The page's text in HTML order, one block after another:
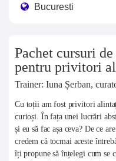
Pachet cursuri
pentru privitori
Trainer: Iuna Șerban,
Cu toții am fost privitori
curioși. În fața unei lucrări
și eu să fac așa ceva? De ce
credem că tocmai aceste
îți propune să înțelegi cum se
Bucuresti